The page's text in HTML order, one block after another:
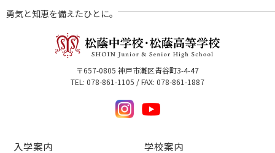
勇気と知恵を備えたひとに。
〒657-0805 神戸市灘区青谷町3-4-47
TEL: 078-861-1105 / FAX: 078-861-1887
入学案内 学校案内